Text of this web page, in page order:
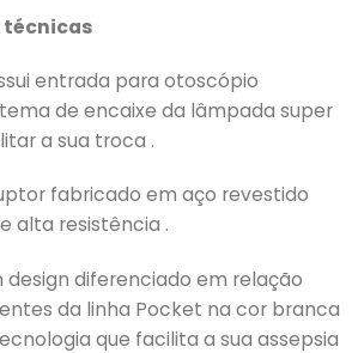
entrada para otoscópio
de encaixe da lâmpada super
a sua troca .
fabricado em aço revestido
alta resistência .
diferenciado em relação
da linha Pocket na cor branca
que facilita a sua assepsia